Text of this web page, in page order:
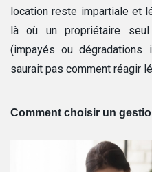
location reste impartiale et
là où un propriétaire
(impayés ou dégradations
saurait pas comment réagir
Comment choisir un